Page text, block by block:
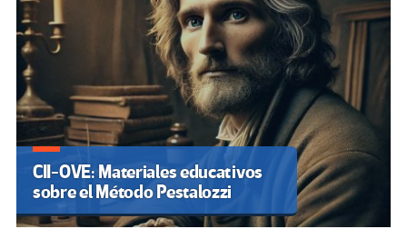
CII-OVE: Materiales educativos
sobre el Método Pestalozzi